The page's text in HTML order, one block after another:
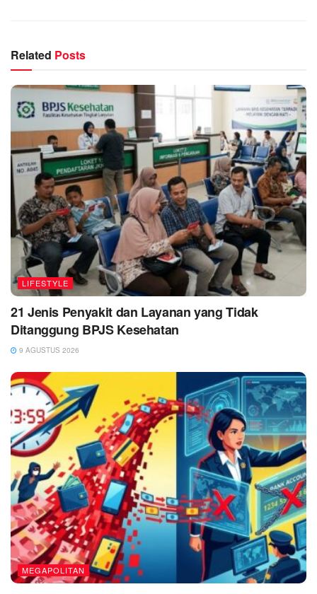
Related Posts
LIFESTYLE
21 Jenis Penyakit dan Layanan yang Tidak
Ditanggung BPJS Kesehatan
9 AGUSTUS 2026
MEGAPOLITAN